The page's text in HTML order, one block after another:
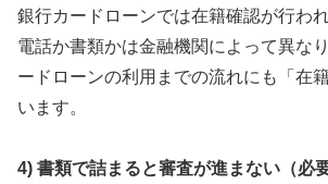
銀行カードローンでは在籍確認が行わ
電話か書類かは金融機関によって異な
ードローンの利用までの流れにも「在
います。
4) 書類で詰まると審査が進まない（必